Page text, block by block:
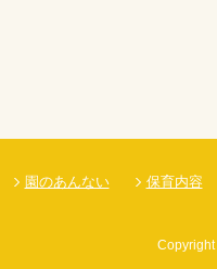
園のあんない 保育内容
Copyright